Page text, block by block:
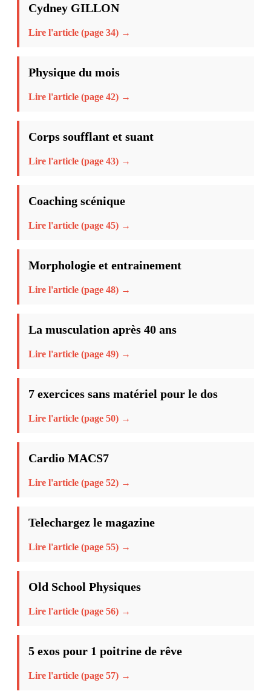
Cydney GILLON
Lire l'article (page 34) →
Physique du mois
Lire l'article (page 42) →
Corps soufflant et suant
Lire l'article (page 43) →
Coaching scénique
Lire l'article (page 45) →
Morphologie et entrainement
Lire l'article (page 48) →
La musculation après 40 ans
Lire l'article (page 49) →
7 exercices sans matériel pour le dos
Lire l'article (page 50) →
Cardio MACS7
Lire l'article (page 52) →
Telechargez le magazine
Lire l'article (page 55) →
Old School Physiques
Lire l'article (page 56) →
5 exos pour 1 poitrine de rêve
Lire l'article (page 57) →